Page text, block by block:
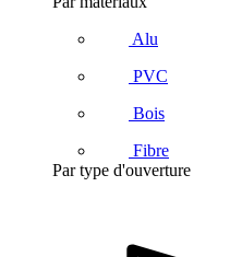
Alu
PVC
Bois
Fibre
Par type d'ouverture